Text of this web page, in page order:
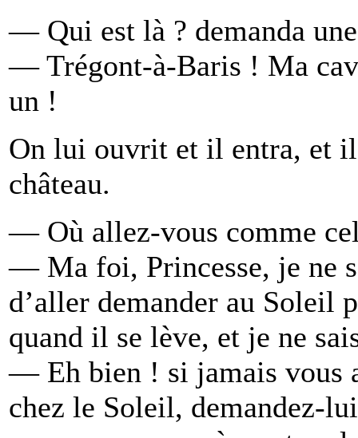
— Qui est là ? demanda
— Trégont-à-Baris ! Ma
un !
On lui ouvrit et il entra, et
château.
— Où allez-vous comme
— Ma foi, Princesse, je ne
d’aller demander au Soleil
quand il se lève, et je ne
— Eh bien ! si jamais vous
chez le Soleil, demandez-